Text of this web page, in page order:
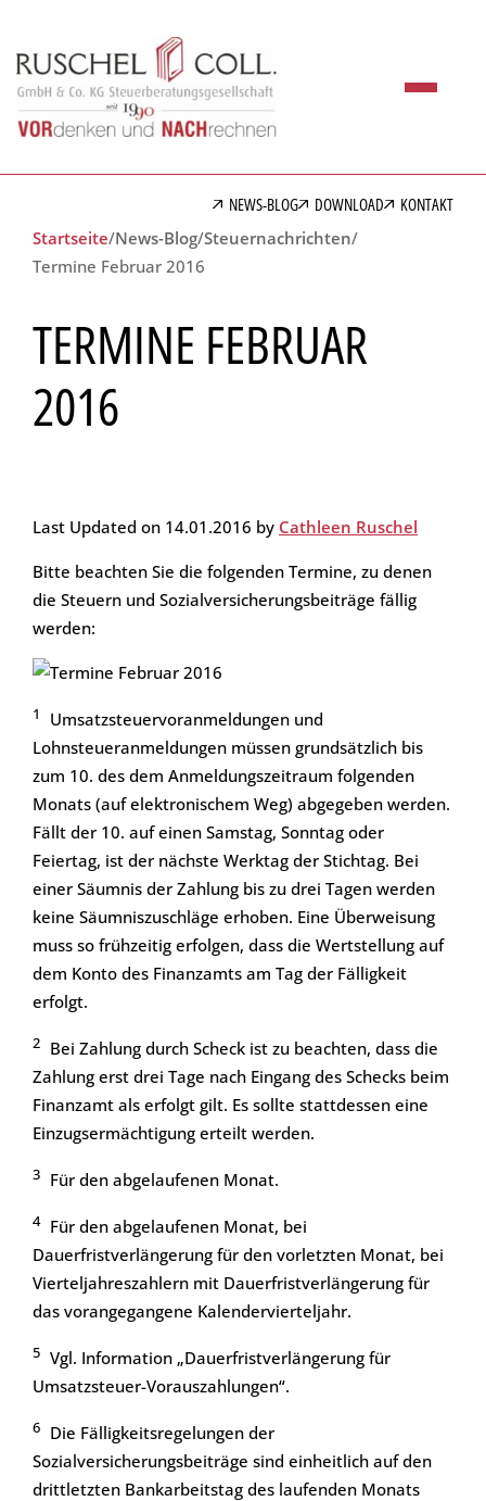
NEWS-BLOG DOWNLOAD
KONTAKT
Startseite/News-Blog/Steuernachrichten/
Termine Februar 2016
TERMINE FEBRUAR
2016
Last Updated on 14.01.2016 by Cathleen Ruschel
Bitte beachten Sie die folgenden Termine, zu denen
die Steuern und Sozialversicherungsbeiträge fällig
werden:
1 Umsatzsteuervoranmeldungen und
Lohnsteueranmeldungen müssen grundsätzlich bis
zum 10. des dem Anmeldungszeitraum folgenden
Monats (auf elektronischem Weg) abgegeben werden.
Fällt der 10. auf einen Samstag, Sonntag oder
Feiertag, ist der nächste Werktag der Stichtag. Bei
einer Säumnis der Zahlung bis zu drei Tagen werden
keine Säumniszuschläge erhoben. Eine Überweisung
muss so frühzeitig erfolgen, dass die Wertstellung auf
dem Konto des Finanzamts am Tag der Fälligkeit
erfolgt.
2 Bei Zahlung durch Scheck ist zu beachten, dass die
Zahlung erst drei Tage nach Eingang des Schecks beim
Finanzamt als erfolgt gilt. Es sollte stattdessen eine
Einzugsermächtigung erteilt werden.
3 Für den abgelaufenen Monat.
4 Für den abgelaufenen Monat, bei
Dauerfristverlängerung für den vorletzten Monat, bei
Vierteljahreszahlern mit Dauerfristverlängerung für
das vorangegangene Kalendervierteljahr.
5 Vgl. Information „Dauerfristverlängerung für
Umsatzsteuer-Vorauszahlungen“.
6 Die Fälligkeitsregelungen der
Sozialversicherungsbeiträge sind einheitlich auf den
drittletzten Bankarbeitstag des laufenden Monats